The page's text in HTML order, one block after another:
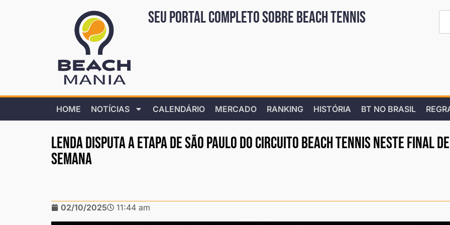
Seu portal completo sobre Beach Tennis
HOME NOTÍCIAS CALENDÁRIO MERCADO RANKING HISTÓRIA BT NO BRASIL
Lenda disputa a etapa de São Paulo do Circuito Beach Tennis neste final de
semana
02/10/2025 11:44 am